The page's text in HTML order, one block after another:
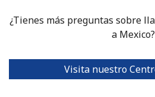
¿Tienes más preguntas sobre
a Mexico?
Visita nuestro